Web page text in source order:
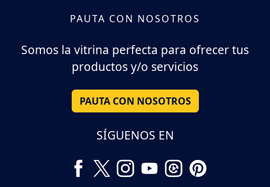
PAUTA CON NOSOTROS
Somos la vitrina perfecta para ofrecer tus
productos y/o servicios
PAUTA CON NOSOTROS
SÍGUENOS EN